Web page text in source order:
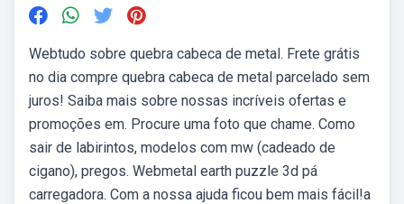
Webtudo sobre quebra cabeca de metal. Frete grátis
no dia compre quebra cabeca de metal parcelado sem
juros! Saiba mais sobre nossas incríveis ofertas e
promoções em. Procure uma foto que chame. Como
sair de labirintos, modelos com mw (cadeado de
cigano), pregos. Webmetal earth puzzle 3d pá
carregadora. Com a nossa ajuda ficou bem mais fácil!a